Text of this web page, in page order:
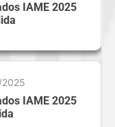
IAME 2025
IAME 2025